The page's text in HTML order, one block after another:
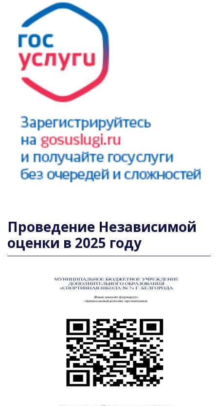
Проведение Независимой
оценки в 2025 году